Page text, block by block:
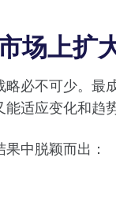
场上扩
必不可少。最
适应变化和趋
中脱颖而出：